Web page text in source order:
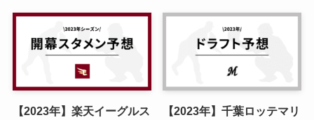
【2023年】楽天イーグルス
【2023年】千葉ロッテマリ